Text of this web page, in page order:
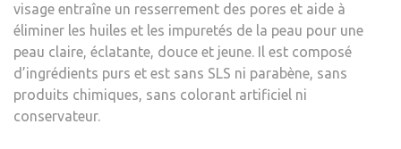
visage entraîne un resserrement des pores et aide à
éliminer les huiles et les impuretés de la peau pour une
peau claire, éclatante, douce et jeune. Il est composé
d’ingrédients purs et est sans SLS ni parabène, sans
produits chimiques, sans colorant artificiel ni
conservateur.